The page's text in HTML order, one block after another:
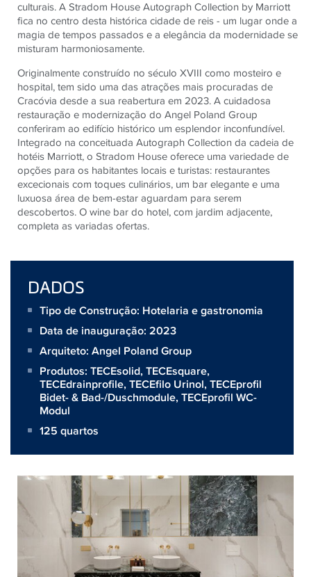
culturais. A Stradom House Autograph Collection by Marriott
fica no centro desta histórica cidade de reis - um lugar onde a
magia de tempos passados ​​e a elegância da modernidade se
misturam harmoniosamente.
Originalmente construído no século XVIII como mosteiro e
hospital, tem sido uma das atrações mais procuradas de
Cracóvia desde a sua reabertura em 2023. A cuidadosa
restauração e modernização do Angel Poland Group
conferiram ao edifício histórico um esplendor inconfundível.
Integrado na conceituada Autograph Collection da cadeia de
hotéis Marriott, o Stradom House oferece uma variedade de
opções para os habitantes locais e turistas: restaurantes
excecionais com toques culinários, um bar elegante e uma
luxuosa área de bem-estar aguardam para serem
descobertos. O wine bar do hotel, com jardim adjacente,
completa as variadas ofertas.
DADOS
Tipo de Construção: Hotelaria e gastronomia
Data de inauguração: 2023
Arquiteto: Angel Poland Group
Produtos: TECEsolid,TECEsquare,
TECEdrainprofile,TECEfilo Urinol,TECEprofil
Bidet- & Bad-/Duschmodule,TECEprofil WC-
Modul
125 quartos